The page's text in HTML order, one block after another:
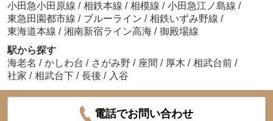
小田急小田原線 / 相鉄本線 / 相模線 / 小田急江ノ島線 /
東急田園都市線 / ブルーライン / 相鉄いずみ野線 /
東海道本線 / 湘南新宿ライン高海 / 御殿場線
駅から探す
海老名 / かしわ台 / さがみ野 / 座間 / 厚木 / 相武台前 /
社家 / 相武台下 / 長後 / 入谷
電話でお問い合わせ